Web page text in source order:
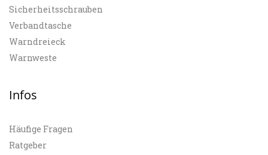
Sicherheitsschrauben
Verbandtasche
Warndreieck
Warnweste
Infos
Häufige Fragen
Ratgeber